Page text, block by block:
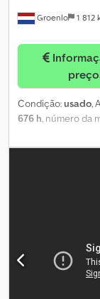
Groenlo 1 812
Informação de
Condição:usado,
676 h, número da
, Peso
Altura de
carga: 769 x 220
Cedpfsvf T U